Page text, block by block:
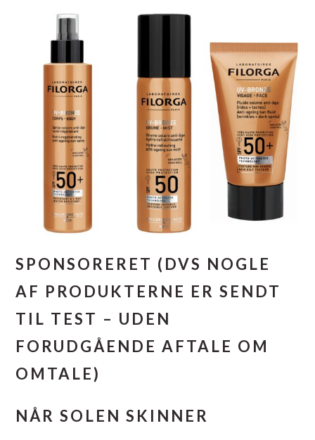
SPONSORERET (DVS NOGLE
AF PRODUKTERNE ER SENDT
TIL TEST – UDEN
FORUDGÅENDE AFTALE OM
OMTALE)
NÅR SOLEN SKINNER